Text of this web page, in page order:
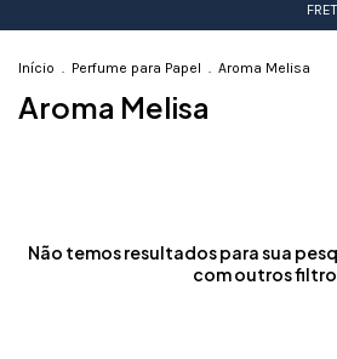
Início . Perfume para Papel . Aroma Melisa
Aroma Melisa
Não temos resultados para sua
com outros